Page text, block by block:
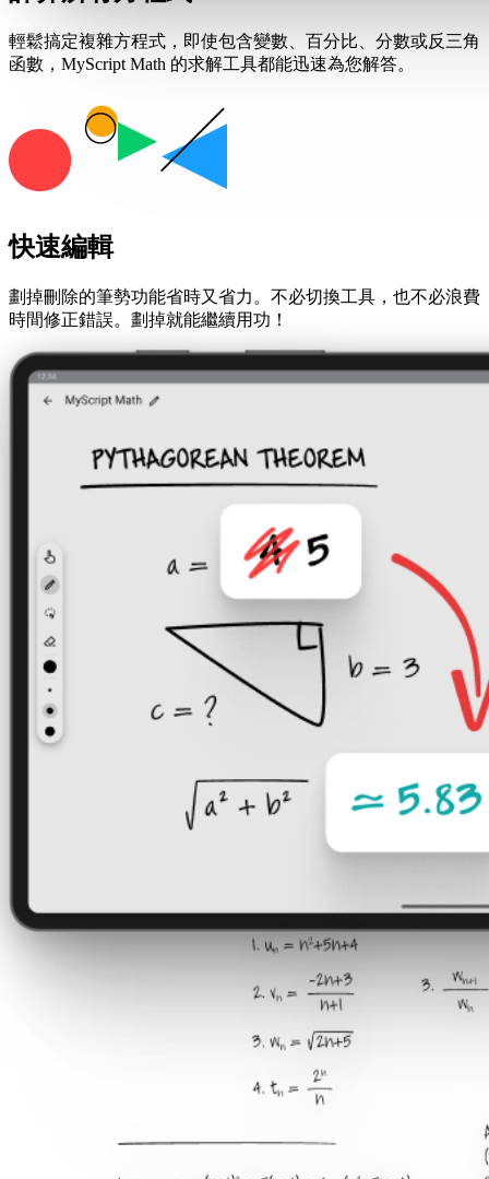
輕鬆搞定複雜方程式，即使包含變數、百分比、分數或反三角
函數，MyScript Math 的求解工具都能迅速為您解答。
快速編輯
劃掉刪除的筆勢功能省時又省力。不必切換工具，也不必浪費
時間修正錯誤。劃掉就能繼續用功！